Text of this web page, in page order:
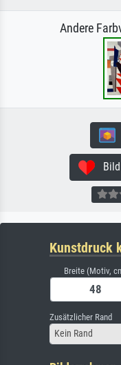
Andere
Bild
Kunstdruck
Breite (Motiv,
Zusätzlicher Rand
Kein Rand